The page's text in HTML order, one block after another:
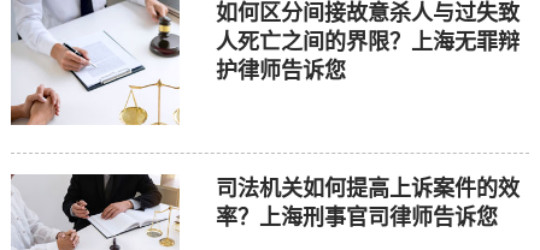
如何区分间接故意杀人与过失致
人死亡之间的界限？上海无罪辩
护律师告诉您
司法机关如何提高上诉案件的效
率？上海刑事官司律师告诉您